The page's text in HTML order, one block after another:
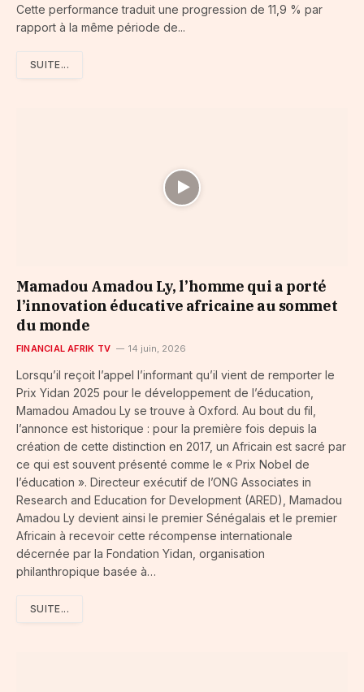
Cette performance traduit une progression de 11,9 % par
rapport à la même période de...
SUITE...
Mamadou Amadou Ly, l’homme qui a porté
l’innovation éducative africaine au sommet
du monde
FINANCIAL AFRIK TV 14 juin, 2026
Lorsqu’il reçoit l’appel l’informant qu’il vient de remporter le
Prix Yidan 2025 pour le développement de l’éducation,
Mamadou Amadou Ly se trouve à Oxford. Au bout du fil,
l’annonce est historique : pour la première fois depuis la
création de cette distinction en 2017, un Africain est sacré par
ce qui est souvent présenté comme le « Prix Nobel de
l’éducation ». Directeur exécutif de l’ONG Associates in
Research and Education for Development (ARED), Mamadou
Amadou Ly devient ainsi le premier Sénégalais et le premier
Africain à recevoir cette récompense internationale
décernée par la Fondation Yidan, organisation
philanthropique basée à…
SUITE...